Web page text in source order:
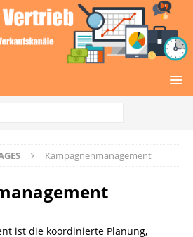
Kampagnenmanagement
ist die koordinierte Planung,